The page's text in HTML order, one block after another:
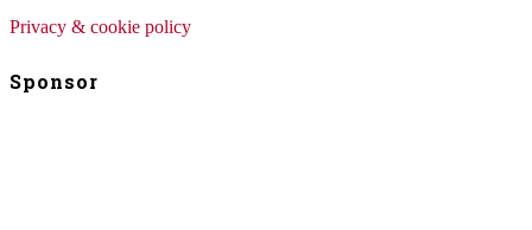
Privacy & cookie policy
Sponsor